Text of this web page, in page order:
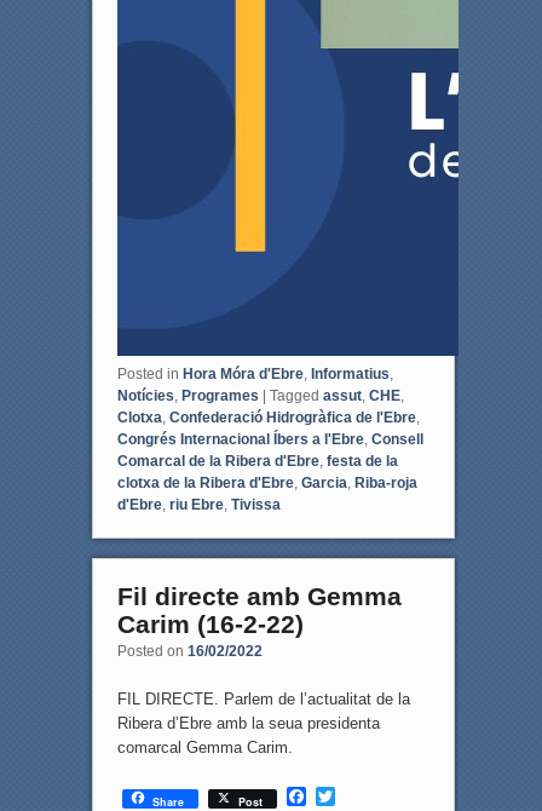
Posted in Hora Móra d'Ebre, Informatius,
Notícies, Programes Tagged assut, CHE,
Clotxa, Confederació Hidrogràfica de l'Ebre,
Congrés Internacional Íbers a l'Ebre, Consell
Comarcal de la Ribera d'Ebre, festa de la
clotxa de la Ribera d'Ebre, Garcia, Riba-roja
d'Ebre, riu Ebre, Tivissa
Fil directe amb Gemma
Carim (16-2-22)
Posted on 16/02/2022
FIL DIRECTE. Parlem de l’actualitat de la
Ribera d’Ebre amb la seua presidenta
comarcal Gemma Carim.
Share Post
F
T